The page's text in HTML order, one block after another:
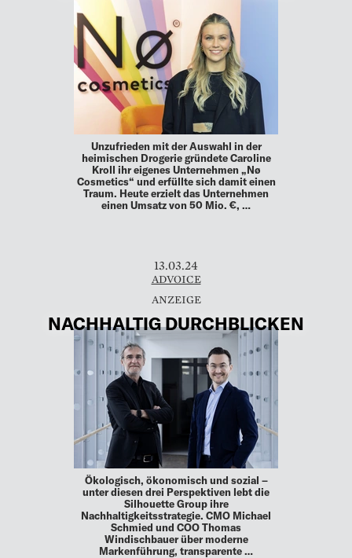
Unzufrieden mit der Auswahl in der
heimischen Drogerie gründete Caroline
Kroll ihr eigenes Unternehmen „Nø
Cosmetics“ und erfüllte sich damit einen
Traum. Heute erzielt das Unternehmen
einen Umsatz von 50 Mio. €, …
13.03.24
ADVOICE
NACHHALTIG DURCHBLICKEN
Ökologisch, ökonomisch und sozial –
unter diesen drei Perspektiven lebt die
Silhouette Group ihre
Nachhaltigkeitsstrategie. CMO Michael
Schmied und COO Thomas
Windischbauer über moderne
Markenführung, transparente …